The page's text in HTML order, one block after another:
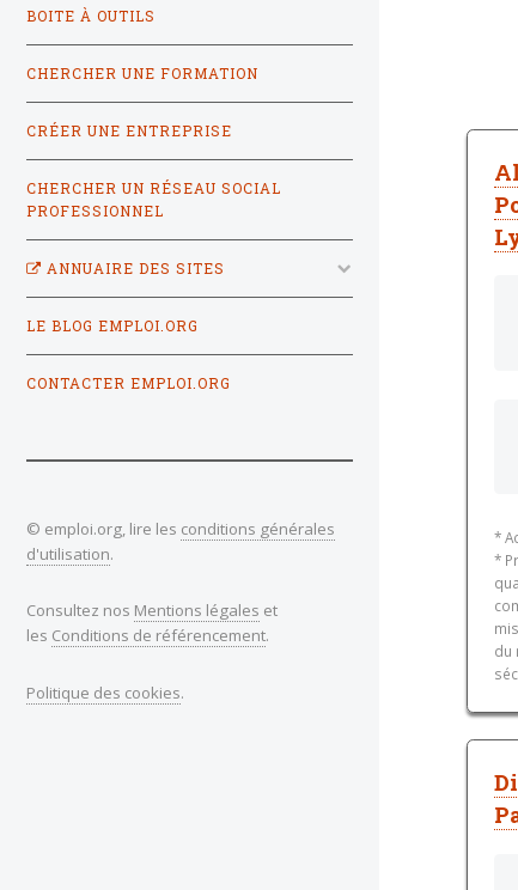
*
*
du
BOITE À OUTILS
CHERCHER UNE FORMATION
CRÉER UNE ENTREPRISE
CHERCHER UN RÉSEAU SOCIAL
PROFESSIONNEL
ANNUAIRE DES SITES
LE BLOG EMPLOI.ORG
CONTACTER EMPLOI.ORG
© emploi.org, lire les conditions générales
d'utilisation.
Consultez nos Mentions légales et
les Conditions de référencement.
Politique des cookies.